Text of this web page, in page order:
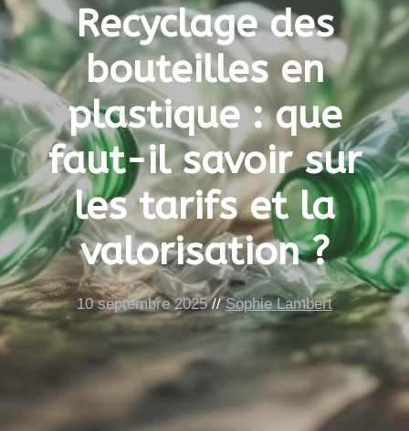
Recyclage des
bouteilles en
plastique : que
faut-il savoir sur
les tarifs et la
valorisation ?
10 septembre 2025 // Sophie Lambert